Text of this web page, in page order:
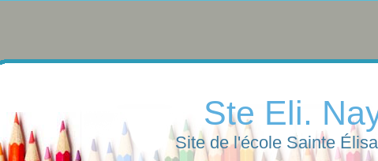
Ste Eli.
Site de l'école Sainte